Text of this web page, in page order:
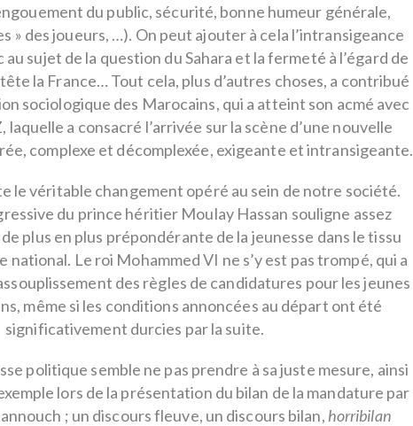
du public, sécurité, bonne humeur générale,
» des joueurs, …). On peut ajouter à cela l’intransigeance
sujet de la question du Sahara et la fermeté à l’égard de
la France… Tout cela, plus d’autres choses, a contribué
sociologique des Marocains, qui a atteint son acmé avec
laquelle a consacré l’arrivée sur la scène d’une nouvelle
complexe et décomplexée, exigeante et intransigeante.
le véritable changement opéré au sein de notre société.
du prince héritier Moulay Hassan souligne assez
plus en plus prépondérante de la jeunesse dans le tissu
national. Le roi Mohammed VI ne s’y est pas trompé, qui a
des règles de candidatures pour les jeunes
même si les conditions annoncées au départ ont été
significativement durcies par la suite.
politique semble ne pas prendre à sa juste mesure, ainsi
lors de la présentation du bilan de la mandature par
; un discours fleuve, un discours bilan, horribilan